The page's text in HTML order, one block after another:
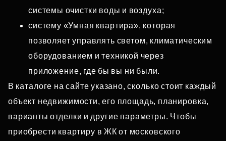
системы очистки воды и воздуха;
систему «Умная квартира», которая
позволяет управлять светом, климатическим
оборудованием и техникой через
приложение, где бы вы ни были.
В каталоге на сайте указано, сколько стоит каждый
объект недвижимости, его площадь, планировка,
варианты отделки и другие параметры. Чтобы
приобрести квартиру в ЖК от московского